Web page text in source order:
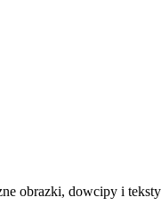
obrazki, dowcipy i teksty